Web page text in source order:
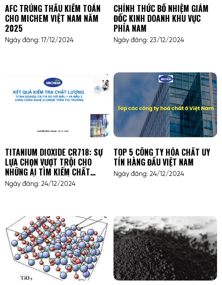
AFC TRÚNG THẦU KIỂM TOÁN
CHO MICHEM VIỆT NAM NĂM
2025
Ngày đăng: 17/12/2024
CHÍNH THỨC BỔ NHIỆM GIÁM
ĐỐC KINH DOANH KHU VỰC
PHÍA NAM
Ngày đăng: 23/12/2024
TITANIUM DIOXIDE CR718: SỰ
LỰA CHỌN VƯỢT TRỘI CHO
NHỮNG AI TÌM KIẾM CHẤT
LƯỢNG VÀ HIỆU SUẤT CAO
Ngày đăng: 24/12/2024
TOP 5 CÔNG TY HÓA CHẤT UY
TÍN HÀNG ĐẦU VIỆT NAM
Ngày đăng: 24/12/2024